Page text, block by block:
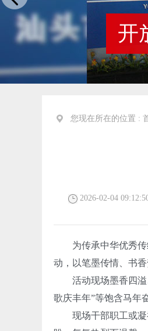
开
您现在所在的位置 :
2026-02-04
为传承中华优秀
动，以笔墨传情、书
活动现场墨香四溢、
歌庆丰年”等饱含马年
现场干部职工或